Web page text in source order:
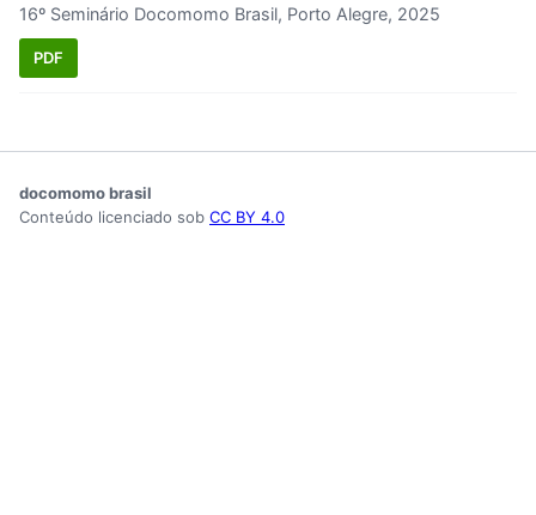
16º Seminário Docomomo Brasil, Porto Alegre, 2025
PDF
docomomo brasil
Conteúdo licenciado sob CC BY 4.0